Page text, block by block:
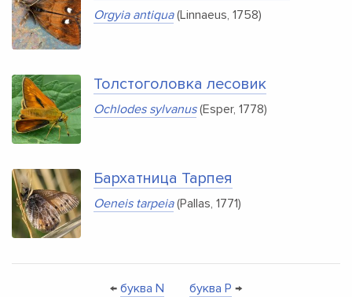
Orgyia antiqua(Linnaeus, 1758)
Толстоголовка лесовик
Ochlodes sylvanus(Esper, 1778)
Бархатница Тарпея
Oeneis tarpeia(Pallas, 1771)
← буква N буква P →